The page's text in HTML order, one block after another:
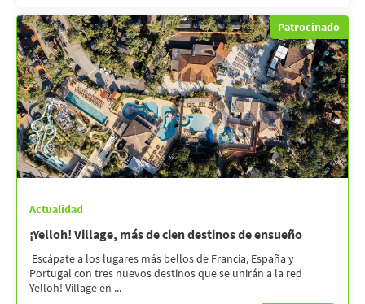
Patrocinado
Actualidad
¡Yelloh! Village, más de cien destinos de ensueño
Escápate a los lugares más bellos de Francia, España y
Portugal con tres nuevos destinos que se unirán a la red
Yelloh! Village en ...